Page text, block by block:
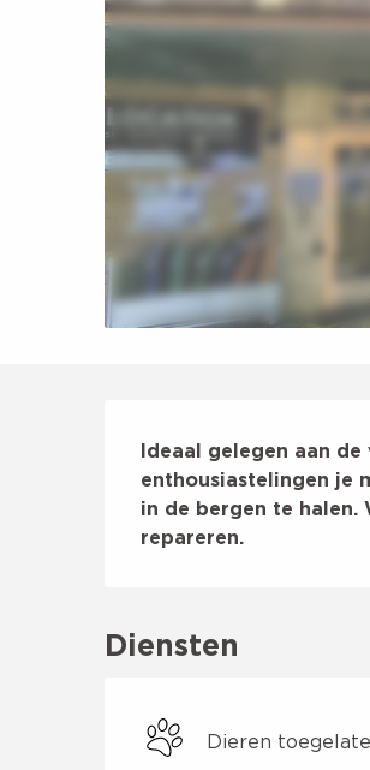
Ideaal gelegen aan
enthousiastelingen je
in de bergen te halen.
repareren.
Diensten
Dieren